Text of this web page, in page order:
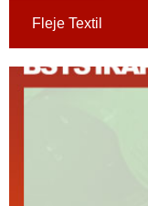
Fleje Textil